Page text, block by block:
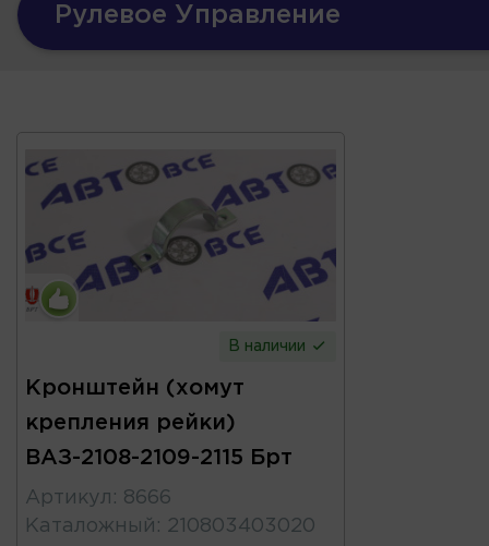
Рулевое Управление
В наличии
Кронштейн (хомут
крепления рейки)
ВАЗ-2108-2109-2115 Брт
Артикул : 8666
Каталожный : 210803403020